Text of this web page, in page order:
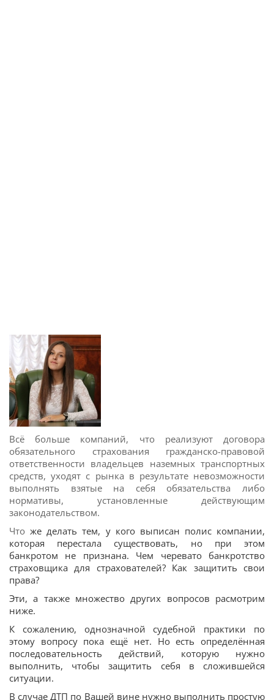
Всё больше компаний, что реализуют договора
обязательного страхования гражданско-правовой
ответственности владельцев наземных транспортных
средств, уходят с рынка в результате невозможности
выполнять взятые на себя обязательства либо
нормативы, установленные действующим
законодательством.
Что же делать тем, у кого выписан полис компании,
которая перестала существовать, но при этом
банкротом не признана. Чем черевато банкротство
страховщика для страхователей? Как защитить свои
права?
Эти, а также множество других вопросов расмотрим
ниже.
К сожалению, однозначной судебной практики по
этому вопросу пока ещё нет. Но есть определённая
последовательность действий, которую нужно
выполнить, чтобы защитить себя в сложившейся
ситуации.
В случае ДТП по Вашей вине нужно выполнить простую